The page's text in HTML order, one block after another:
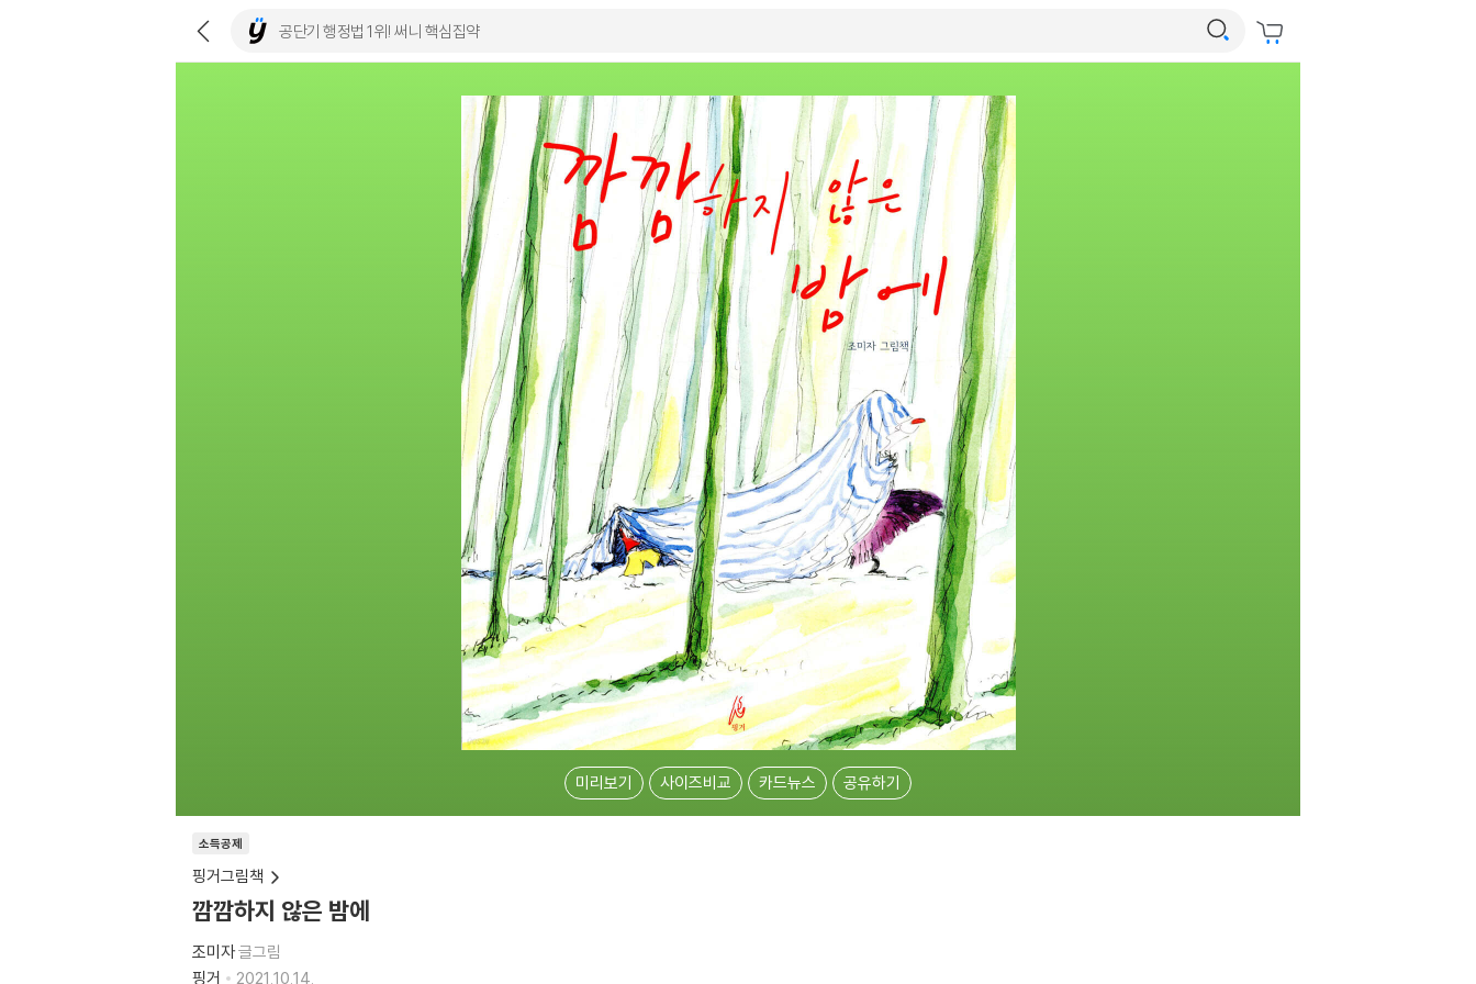
미리보기 사이즈비교 카드뉴스 공유하기
소득공제
핑거그림책
깜깜하지 않은 밤에
조미자글그림
핑거
2021.10.14.